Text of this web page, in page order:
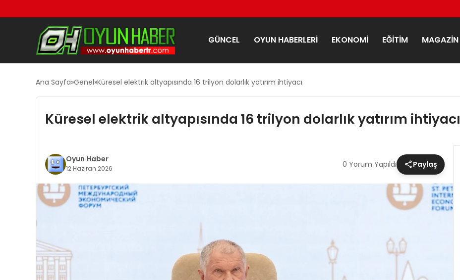
GÜNCEL OYUN HABERLERI EKONOMI EĞITIM MAGAZIN
Ana Sayfa Genel Küresel elektrik altyapısında 16 trilyon dolarlık yatırım ihtiyacı
Küresel elektrik altyapısında 16 trilyon dolarlık yatırım ihtiyacı
Oyun Haber
12 Haziran 2026 0 Yorum Yapıldı Paylaş